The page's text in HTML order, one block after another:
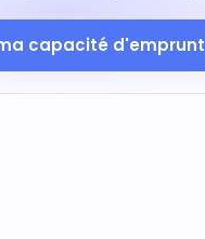
capacité d'emprunt